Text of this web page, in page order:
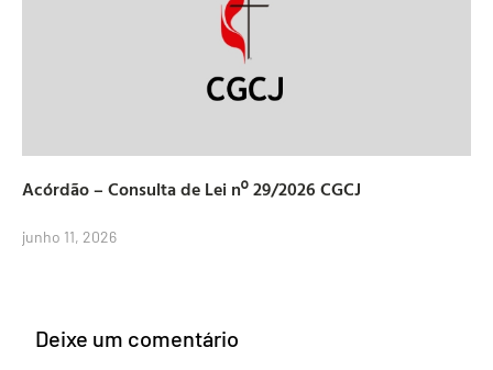
Acórdão – Consulta de Lei nº 29/2026 CGCJ
junho 11, 2026
Deixe um comentário